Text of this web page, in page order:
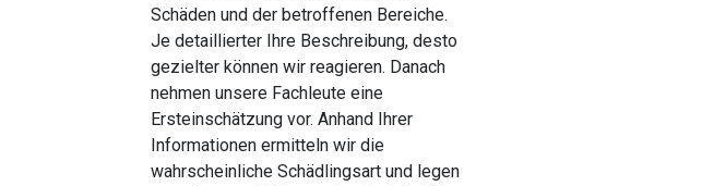
Schäden und der betroffenen Bereiche.
Je detaillierter Ihre Beschreibung, desto
gezielter können wir reagieren. Danach
nehmen unsere Fachleute eine
Ersteinschätzung vor. Anhand Ihrer
Informationen ermitteln wir die
wahrscheinliche Schädlingsart und legen